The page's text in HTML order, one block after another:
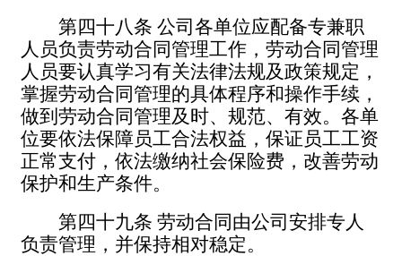
第四十八条 公司各单位应配备专兼职
人员负责劳动合同管理工作，劳动合同管理
人员要认真学习有关法律法规及政策规定，
掌握劳动合同管理的具体程序和操作手续，
做到劳动合同管理及时、规范、有效。各单
位要依法保障员工合法权益，保证员工工资
正常支付，依法缴纳社会保险费，改善劳动
保护和生产条件。
第四十九条 劳动合同由公司安排专人
负责管理，并保持相对稳定。